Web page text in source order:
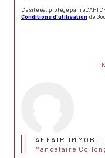
Ce site est protégé par
Conditions d'utilisation de
AFFAIR
Mandataire